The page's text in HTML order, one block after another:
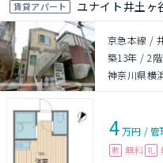
賃貸アパート ユナイト井土ヶ
京急本線 /
築13年 /2
神奈川県横
4万円 /管
敷 無料 礼